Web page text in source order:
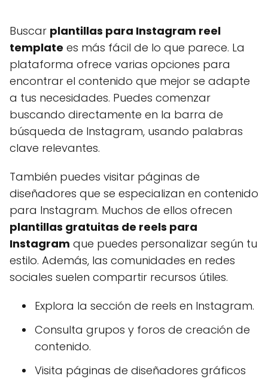
Buscar plantillas para Instagram reel
template es más fácil de lo que parece. La
plataforma ofrece varias opciones para
encontrar el contenido que mejor se adapte
a tus necesidades. Puedes comenzar
buscando directamente en la barra de
búsqueda de Instagram, usando palabras
clave relevantes.
También puedes visitar páginas de
diseñadores que se especializan en contenido
para Instagram. Muchos de ellos ofrecen
plantillas gratuitas de reels para
Instagram que puedes personalizar según tu
estilo. Además, las comunidades en redes
sociales suelen compartir recursos útiles.
Explora la sección de reels en Instagram.
Consulta grupos y foros de creación de
contenido.
Visita páginas de diseñadores gráficos